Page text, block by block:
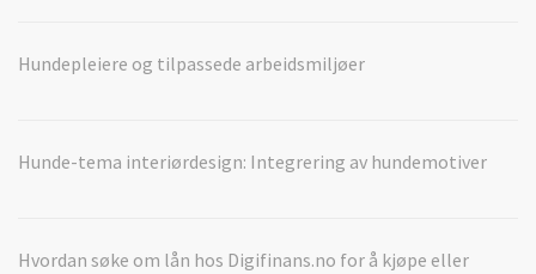
Hundepleiere og tilpassede arbeidsmiljøer
Hunde-tema interiørdesign: Integrering av hundemotiver
Hvordan søke om lån hos Digifinans.no for å kjøpe eller